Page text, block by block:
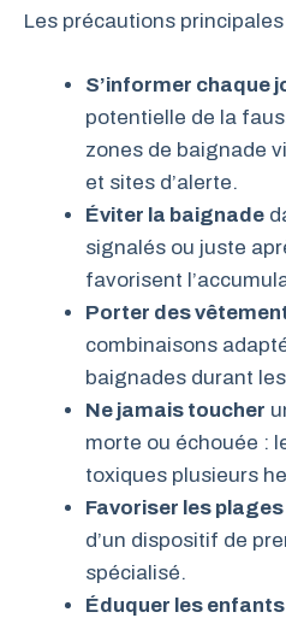
Les précautions
S’informer chaque
potentielle de la
zones de baignade
et sites d’alerte.
Éviter la baignade
signalés ou juste
favorisent
Porter des
combinaisons
baignades durant
Ne jamais toucher
morte ou échouée :
toxiques plusieurs
Favoriser les
d’un dispositif de
spécialisé.
Éduquer les enfants